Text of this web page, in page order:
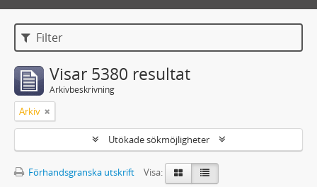
Filter
Visar 5380 resultat
Arkivbeskrivning
Arkiv
Utökade sökmöjligheter
Förhandsgranska utskrift
Visa: